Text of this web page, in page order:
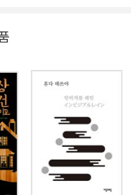
아이디어를 선보이는 미
대 수확’으로 격찬했던
출판사에서 출간되었다.
동시에, 『유리망치』의
환상적인 케미를 경험할
리소설 작가들에게 가장